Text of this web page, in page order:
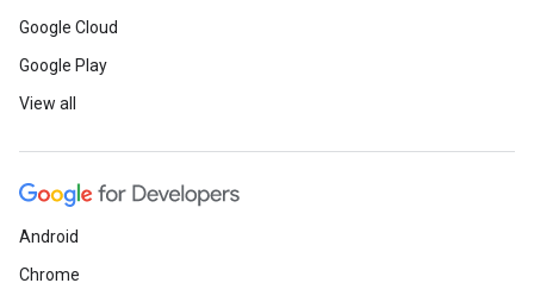
Google Cloud
Google Play
View all
Android
Chrome